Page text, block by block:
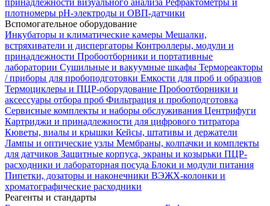
принадлежности визуального анализа Рефрактометры и
плотномеры pH-электроды и ОВП-датчики
Вспомогательное оборудование
Инкубаторы и климатические камеры Мешалки,
встряхиватели и диспергаторы Контроллеры, модули и
принадлежности Пробоотборники и портативные
лаборатории Сушильные и вакуумные шкафы Термореакторы
/ приборы для пробоподготовки Емкости для проб и образцов
Термоциклеры и ПЦР-оборудование Пробоотборники и
аксессуары отбора проб Фильтрация и пробоподготовка
Сервисные комплекты и наборы обслуживания Центрифуги
Картриджи и принадлежности для цифрового титратора
Кюветы, виалы и крышки Кейсы, штативы и держатели
Лампы и оптические узлы Мембраны, колпачки и комплекты
для датчиков Защитные корпуса, экраны и козырьки ПЦР-
расходники и лабораторная посуда Блоки и модули питания
Пипетки, дозаторы и наконечники ВЭЖХ-колонки и
хроматографические расходники
Реагенты и стандарты